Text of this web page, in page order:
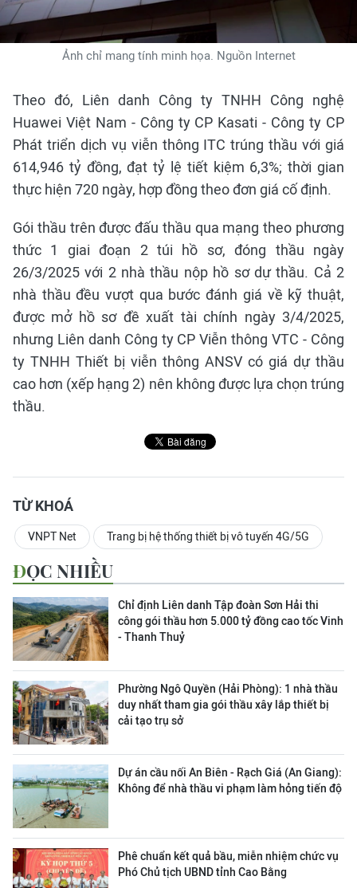
Ảnh chỉ mang tính minh họa. Nguồn Internet
Theo đó, Liên danh Công ty TNHH Công nghệ
Huawei Việt Nam - Công ty CP Kasati - Công ty CP
Phát triển dịch vụ viễn thông ITC trúng thầu với giá
614,946 tỷ đồng, đạt tỷ lệ tiết kiệm 6,3%; thời gian
thực hiện 720 ngày, hợp đồng theo đơn giá cố định.
Gói thầu trên được đấu thầu qua mạng theo phương
thức 1 giai đoạn 2 túi hồ sơ, đóng thầu ngày
26/3/2025 với 2 nhà thầu nộp hồ sơ dự thầu. Cả 2
nhà thầu đều vượt qua bước đánh giá về kỹ thuật,
được mở hồ sơ đề xuất tài chính ngày 3/4/2025,
nhưng Liên danh Công ty CP Viễn thông VTC - Công
ty TNHH Thiết bị viễn thông ANSV có giá dự thầu
cao hơn (xếp hạng 2) nên không được lựa chọn trúng
thầu.
TỪ KHOÁ
VNPT Net Trang bị hệ thống thiết bị vô tuyến 4G/5G
ĐỌC NHIỀU
Chỉ định Liên danh Tập đoàn Sơn Hải thi
công gói thầu hơn 5.000 tỷ đồng cao tốc Vinh
- Thanh Thuỷ
Phường Ngô Quyền (Hải Phòng): 1 nhà thầu
duy nhất tham gia gói thầu xây lắp thiết bị
cải tạo trụ sở
Dự án cầu nối An Biên - Rạch Giá (An Giang):
Không để nhà thầu vi phạm làm hỏng tiến độ
Phê chuẩn kết quả bầu, miễn nhiệm chức vụ
Phó Chủ tịch UBND tỉnh Cao Bằng